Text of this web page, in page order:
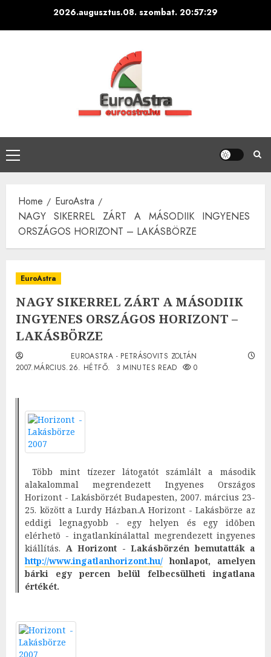
2026.augusztus.08. szombat. 20:57:30
Primary
Menu
Home
EuroAstra
NAGY SIKERREL ZÁRT A MÁSODIIK INGYENES
ORSZÁGOS HORIZONT – LAKÁSBÖRZE
EuroAstra
NAGY SIKERREL ZÁRT A MÁSODIIK
INGYENES ORSZÁGOS HORIZONT –
LAKÁSBÖRZE
EUROASTRA - PETRÁSOVITS ZOLTÁN
2007.MÁRCIUS.26. HÉTFŐ.
3 MINUTES READ 0
Több mint tízezer látogatót számlált a második
alakalommal megrendezett Ingyenes Országos
Horizont - Lakásbörzét Budapesten, 2007. március 23-
25. között a Lurdy Házban.A Horizont - Lakásbörze az
eddigi legnagyobb - egy helyen és egy idõben
elérhetõ - ingatlankínálattal megrendezett ingyenes
kiállítás. A Horizont - Lakásbörzén bemutatták a
http://www.ingatlanhorizont.hu/ honlapot, amelyen
bárki egy percen belül felbecsülheti ingatlana
értékét.